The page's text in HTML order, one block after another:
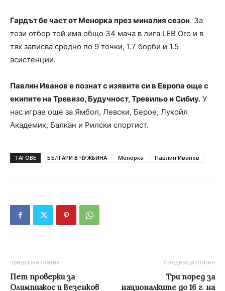
Гардът бе част от Менорка през миналия сезон. За
този отбор той има общо 34 мача в лига LEB Oro и в
тях записва средно по 9 точки, 1.7 борби и 1.5
асистенции.
Павлин Иванов е познат с изявите си в Европа още с
екипите на Тревизо, Будучност, Тревильо и Сибиу. У
нас играе още за Ямбол, Левски, Берое, Лукойл
Академик, Балкан и Рилски спортист.
ТАГОВЕ БЪЛГАРИ В ЧУЖБИНА Менорка Павлин Иванов
предишна статия
Пет проверки за
Олимпиакос и Везенков
Следваща статия
Три поред за
националките до 16 г. на